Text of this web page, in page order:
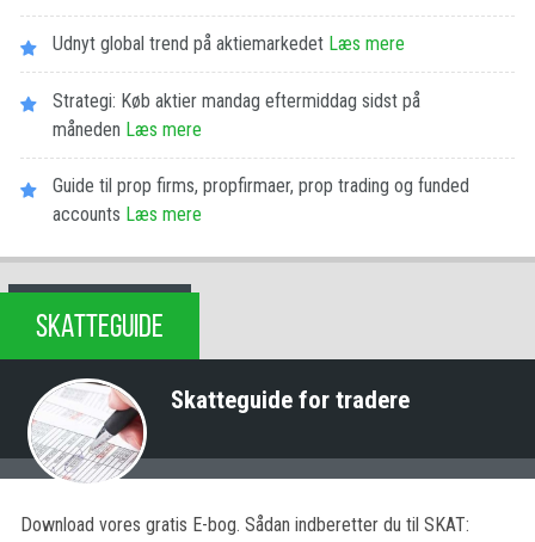
Udnyt global trend på aktiemarkedet Læs mere
Strategi: Køb aktier mandag eftermiddag sidst på
måneden Læs mere
Guide til prop firms, propfirmaer, prop trading og funded
accounts Læs mere
SKATTEGUIDE
Skatteguide for tradere
Download vores gratis E-bog. Sådan indberetter du til SKAT: